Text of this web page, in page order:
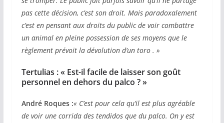
pas cette décision, c’est son droit. Mais paradoxalement
c’est en pensant aux droits du public de voir combattre
un animal en pleine possession de ses moyens que le
règlement prévoit la dévolution d’un toro . »
Tertulias : « Est-il facile de laisser son goût
personnel en dehors du palco ? »
André Roques :« C’est pour cela qu’il est plus agréable
de voir une corrida des tendidos que du palco. On y est